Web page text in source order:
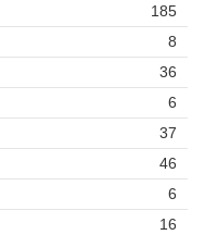
185
8
36
6
37
46
6
16